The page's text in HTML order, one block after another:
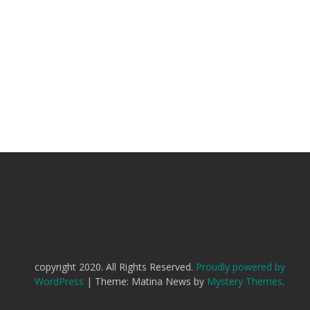
copyright 2020. All Rights Reserved. Proudly powered by
WordPress | Theme: Matina News by Mystery Themes.